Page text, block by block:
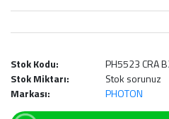
Stok Kodu:
PH5523 CRA
Stok Miktarı:
Stok sorunuz
Markası:
PHOTON